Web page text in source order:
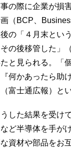
の際に企業が損
（BCP、
の「４月末とい
の後移管した」
と見られる。「
何かあったら助
富士通広報）とい
した結果を受け
ど半導体を手が
資材や部品をお